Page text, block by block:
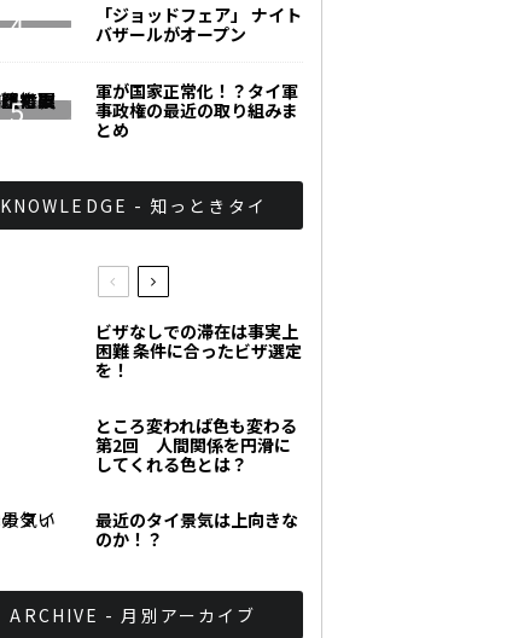
「ジョッドフェア」 ナイト
バザールがオープン
軍が国家正常化！？タイ軍
事政権の最近の取り組みま
とめ
KNOWLEDGE - 知っときタイ
ビザなしでの滞在は事実上
困難 条件に合ったビザ選定
を！
ところ変われば色も変わる
第2回 人間関係を円滑に
してくれる色とは？
最近のタイ景気は上向きな
のか！？
ARCHIVE - 月別アーカイブ